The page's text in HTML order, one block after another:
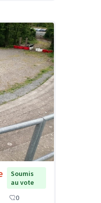
Soumis
au vote
0